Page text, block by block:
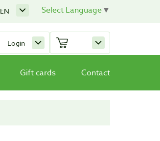
Select Language▼
EN
Login
Gift cards Contact